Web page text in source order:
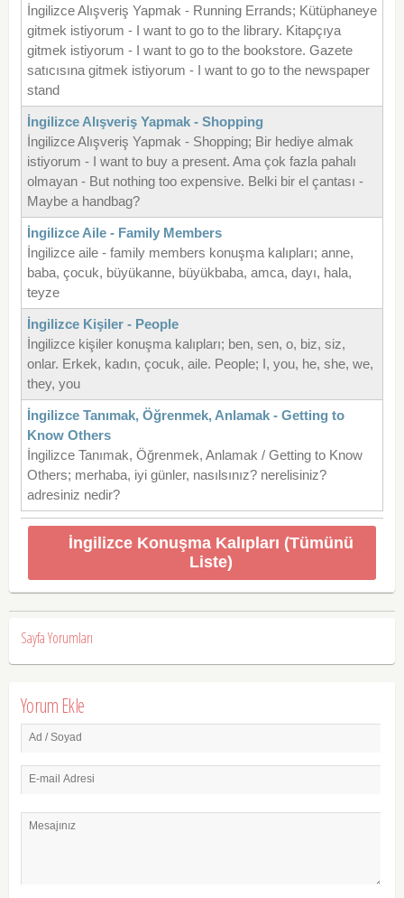
İngilizce Alışveriş Yapmak - Running Errands; Kütüphaneye
gitmek istiyorum - I want to go to the library. Kitapçıya
gitmek istiyorum - I want to go to the bookstore. Gazete
satıcısına gitmek istiyorum - I want to go to the newspaper
stand
İngilizce Alışveriş Yapmak - Shopping
İngilizce Alışveriş Yapmak - Shopping; Bir hediye almak
istiyorum - I want to buy a present. Ama çok fazla pahalı
olmayan - But nothing too expensive. Belki bir el çantası -
Maybe a handbag?
İngilizce Aile - Family Members
İngilizce aile - family members konuşma kalıpları; anne,
baba, çocuk, büyükanne, büyükbaba, amca, dayı, hala,
teyze
İngilizce Kişiler - People
İngilizce kişiler konuşma kalıpları; ben, sen, o, biz, siz,
onlar. Erkek, kadın, çocuk, aile. People; I, you, he, she, we,
they, you
İngilizce Tanımak, Öğrenmek, Anlamak - Getting to
Know Others
İngilizce Tanımak, Öğrenmek, Anlamak / Getting to Know
Others; merhaba, iyi günler, nasılsınız? nerelisiniz?
adresiniz nedir?
İngilizce Konuşma Kalıpları (Tümünü
Liste)
Sayfa Yorumları
Yorum Ekle
Ad / Soyad
E-mail Adresi
Mesajınız